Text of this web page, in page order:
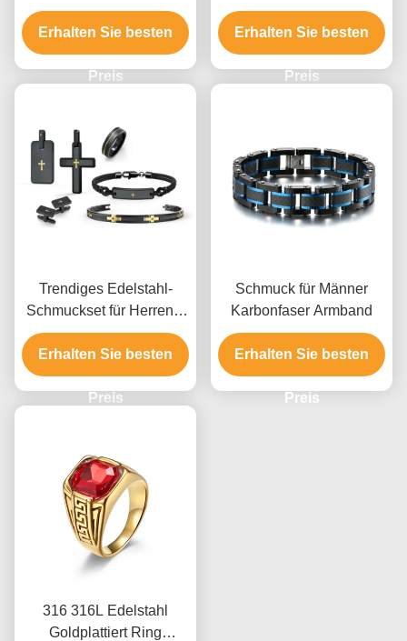
Männer mit mehreren
Oberflächenveredelungen
und verschiedenen
Metalloptionen
Erhalten Sie besten
Preis
Männer Halskette
Ohrringe Und Ring Set
Erhalten Sie besten
Preis
Trendiges Edelstahl-
Schmuckset für Herren –
Verlobungsringe und
Armbänder mit
individueller Verpackung
Erhalten Sie besten
Preis
Schmuck für Männer
Karbonfaser Armband
Erhalten Sie besten
Preis
316 316L Edelstahl
Goldplattiert Ring